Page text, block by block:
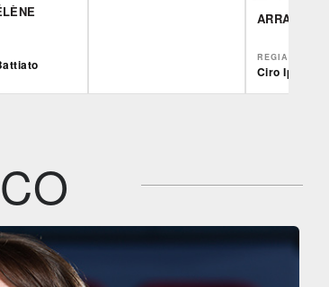
ARRAPAHO
REGIA
Ciro Ippolito